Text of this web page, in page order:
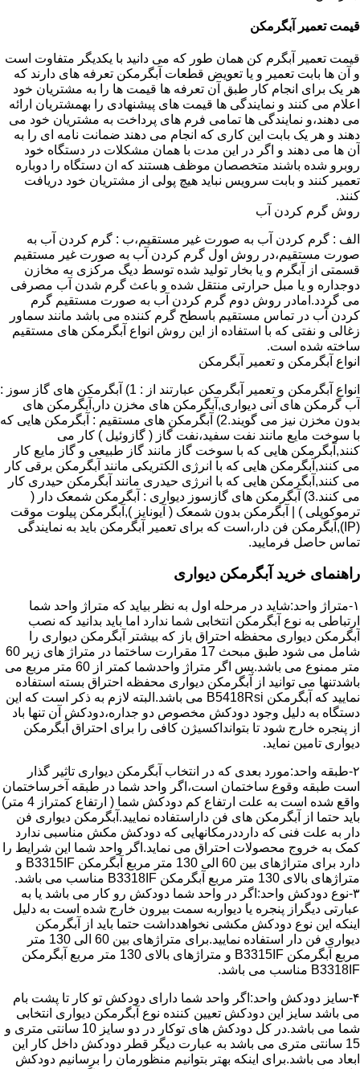
قیمت تعمیر آبگرمکن
قیمت تعمیر آبگرم کن همان طور که می دانید با یکدیگر متفاوت است
و آن ها بابت تعمیر و یا تعویض قطعات آبگرمکن تعرفه های دارند که
هر یک برای انجام کار طبق آن تعرفه ها قیمت ها را به مشتریان خود
اعلام می کنند و نمایندگی ها قیمت های پیشنهادی را بهمشتریان ارائه
می دهند،و نمایندگی ها تمامی فرم های پرداخت به مشتریان خود می
دهند و هر یک بابت این کاری که انجام می دهند ضمانت نامه ای را به
آن ها می دهند و اگر در این مدت با همان مشکلات در دستگاه خود
روبرو شده باشند متخصصان موظف هستند که ان دستگاه را دوباره
تعمیر کنند و بابت سرویس نباید هیچ پولی از مشتریان خود دریافت
کنند.
روش گرم کردن آب
الف : گرم کردن آب به صورت غیر مستقیم،ب : گرم کردن آب به
صورت مستقیم،در روش اول گرم کردن آب به صورت غیر مستقیم
قسمتی از آبگرم و یا بخار تولید شده توسط دیگ مرکزی به مخازن
دوجداره و یا مبل حرارتی منتقل شده و باعث گرم شدن آب مصرفی
می گردد.امادر روش دوم گرم کردن آب به صورت مستقیم گرم
کردن آب در تماس مستقیم باسطح گرم کننده می باشد مانند سماور
زغالی و نفتی که با استفاده از این روش انواع آبگرمکن های مستقیم
ساخته شده است.
انواع آبگرمکن و تعمیر آبگرمکن
انواع آبگرمکن و تعمیر آبگرمکن عبارتند از : 1) آبگرمکن های گاز سوز :
آب گرمکن های آنی دیواری,آبگرمکن های مخزن دار,آبگرمکن های
بدون مخزن نیز می گویند.2) آبگرمکن های مستقیم : آبگرمکن هایی که
با سوخت مایع مانند نفت سفید،نفت گاز ( گازوئیل ) کار می
کنند,آبگرمکن هایی که با سوخت گاز مانند گاز طبیعی و گاز مایع کار
می کنند,آبگرمکن هایی که با انرژی الکتریکی مانند آبگرمکن برقی کار
می کنند,آبگرمکن هایی که با انرژی حیدری مانند آبگرمکن حیدری کار
می کنند.3) آبگرمکن های گازسوز دیواری : آبگرمکن شمعک دار (
ترموکوپلی ) | آبگرمکن بدون شمعک ( آیونایز ),آبگرمکن پیلوت موقت
(IP),آبگرمکن فن دار،است که برای تعمیر آبگرمکن باید به نمایندگی
تماس حاصل فرمایید.
راهنمای خرید آبگرمکن دیواری
۱-متراژ واحد:شاید در مرحله اول به نظر بیاید که متراژ واحد شما
ارتباطی به نوع آبگرمکن انتخابی شما ندارد اما باید بدانید که نصب
آبگرمکن دیواری محفظه احتراق باز که بیشتر آبگرمکن دیواری را
شامل می شود طبق مبحث 17 مقرارت ساختما در متراژ های زیر 60
متر ممنوع می باشد.پس اگر متراژ واحدشما کمتر از 60 متر مربع می
باشدتنها می توانید از آبگرمکن دیواری محفظه احتراق بسته استفاده
نمایید که آبگرمکن B5418Rsi می باشد.البته لازم به ذکر است که این
دستگاه به دلیل وجود دودکش مخصوص دو جداره،دودکش آن تنها باد
از پنجره خارج شود تا بتوانداکسیژن کافی را برای احتراق آبگرمکن
دیواری تامین نماید.
۲-طبقه واحد:مورد بعدی که در انتخاب آبگرمکن دیواری تاثیر گذار
است طبقه وقوع ساختمان است،اگر واحد شما در طبقه آخرساختمان
واقع شده است به علت ارتفاع کم دودکش شما ( ارتفاع کمتراز 4 متر)
باید حتما از آبگرمکن های فن داراستفاده نمایید.آبگرمکن دیواری فن
دار به علت فنی که دارددرمکانهایی که دودکش مکش مناسبی ندارد
کمک به خروج محصولات احتراق می نماید.اگر واحد شما این شرایط را
دارد برای متراژهای بین 60 الی 130 متر مربع آبگرمکن B3315IF و
متراژهای بالای 130 متر مربع آبگرمکن B3318IF مناسب می باشد.
۳-نوع دودکش واحد:اگر در واحد شما دودکش رو کار می باشد یا به
عبارتی دیگراز پنجره یا دیواربه سمت بیرون خارج شده است به دلیل
اینکه این نوع دودکش مکشی نخواهدداشت حتما باید از آبگرمکن
دیواری فن دار استفاده نمایید.برای متراژهای بین 60 الی 130 متر
مربع آبگرمکن B3315IF و متراژهای بالای 130 متر مربع آبگرمکن
B3318IF مناسب می باشد.
۴-سایز دودکش واحد:اگر واحد شما دارای دودکش تو کار تا پشت بام
می باشد سایز این دودکش تعیین کننده نوع آبگرمکن دیواری انتخابی
شما می باشد.در کل دودکش های توکار در دو سایز 10 سانتی متری و
15 سانتی متری می باشد به عبارت دیگر قطر دودکش داخل کار این
ابعاد می باشد.برای اینکه بهتر بتوانیم منظورمان را برسانیم دودکش